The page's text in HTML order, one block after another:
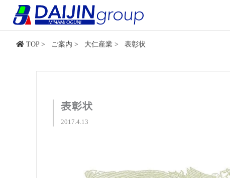
を
TOP> ご案内 > 大仁産業 > 表彰状
表彰状
2017.4.13